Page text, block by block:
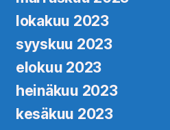
lokakuu 2023
syyskuu 2023
elokuu 2023
heinäkuu 2023
kesäkuu 2023